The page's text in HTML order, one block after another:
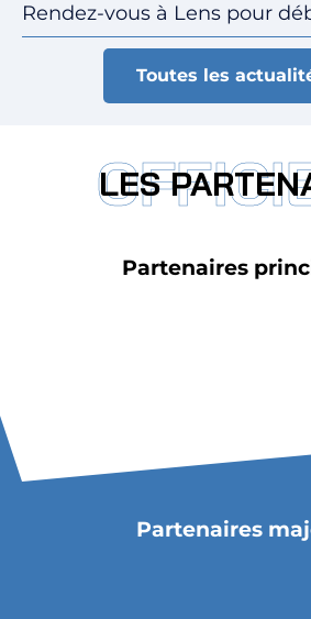
Toutes les
Rendez-vous à Lens pour
LES
Partenaires
Partenaires